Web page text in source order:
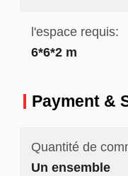
l'espace requis:
6*6*2 m
Payment &
Quantité de
Un ensemble